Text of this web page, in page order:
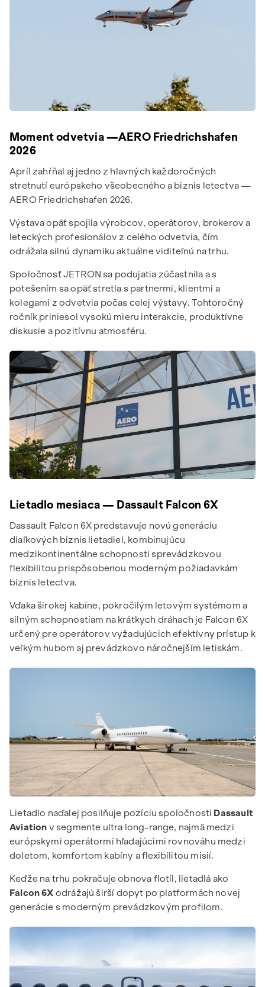
Moment odvetvia —AERO Friedrichshafen
2026
Apríl zahŕňal aj jedno z hlavných každoročných
stretnutí európskeho všeobecného a biznis letectva —
AERO Friedrichshafen 2026.
Výstava opäť spojila výrobcov, operátorov, brokerov a
leteckých profesionálov z celého odvetvia, čím
odrážala silnú dynamiku aktuálne viditeľnú na trhu.
Spoločnosť JETRON sa podujatia zúčastnila a s
potešením sa opäť stretla s partnermi, klientmi a
kolegami z odvetvia počas celej výstavy. Tohtoročný
ročník priniesol vysokú mieru interakcie, produktívne
diskusie a pozitívnu atmosféru.
Lietadlo mesiaca — Dassault Falcon 6X
Dassault Falcon 6X predstavuje novú generáciu
diaľkových biznis lietadiel, kombinujúcu
medzikontinentálne schopnosti sprevádzkovou
flexibilitou prispôsobenou moderným požiadavkám
biznis letectva.
Vďaka širokej kabíne, pokročilým letovým systémom a
silným schopnostiam na krátkych dráhach je Falcon 6X
určený pre operátorov vyžadujúcich efektívny prístup k
veľkým hubom aj prevádzkovo náročnejším letiskám.
Lietadlo naďalej posilňuje pozíciu spoločnosti Dassault
Aviation v segmente ultra long-range, najmä medzi
európskymi operátormi hľadajúcimi rovnováhu medzi
doletom, komfortom kabíny a flexibilitou misií.
Keďže na trhu pokračuje obnova flotíl, lietadlá ako
Falcon 6X odrážajú širší dopyt po platformách novej
generácie s moderným prevádzkovým profilom.